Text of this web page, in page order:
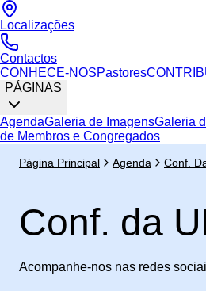
Localizações
Contactos
CONHECE-NOSPastores
PÁGINAS
AgendaGaleria de ImagensGaleria
de Membros e Congregados
Página Principal Agenda Conf.
Conf. da
Acompanhe-nos nas redes